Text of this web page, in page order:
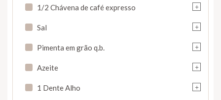
+
1/2 Chávena de café expresso
+
Sal
+
Pimenta em grão q.b.
+
Azeite
+
1 Dente Alho